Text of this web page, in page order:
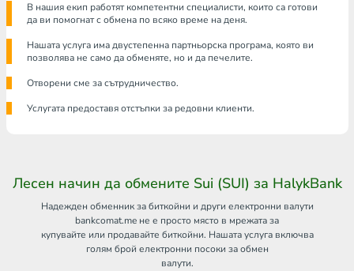
В нашия екип работят компетентни специалисти, които са готови
да ви помогнат с обмена по всяко време на деня.
Нашата услуга има двустепенна партньорска програма, която ви
позволява не само да обменяте, но и да печелите.
Отворени сме за сътрудничество.
Услугата предоставя отстъпки за редовни клиенти.
Лесен начин да обмените Sui (SUI) за HalykBank
Надежден обменник за биткойни и други електронни валути
bankcomat.me не е просто място в мрежата за
купувайте или продавайте биткойни. Нашата услуга включва
голям брой електронни посоки за обмен
валути.